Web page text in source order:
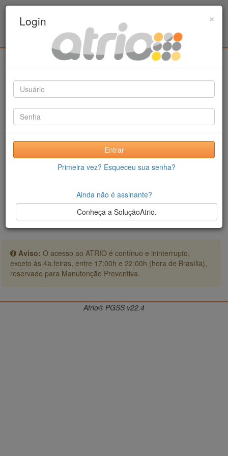
Educação Física / UPE - UFPB
Aviso: O acesso ao ATRIO é contínuo e ininterrupto,
exceto às 4a.feiras, entre 17:00h e 22:00h (hora de Brasília),
reservado para Manutenção Preventiva.
×
Login
Entrar
Primeira vez? Esqueceu sua senha?
Ainda não é assinante?
Conheça a SoluçãoAtrio.
Atrio® PGSS v22.4